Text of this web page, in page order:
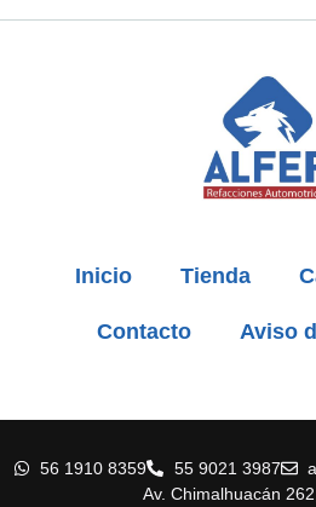
Inicio Tienda
Contacto Aviso
56 1910 8359 55 9021 3987
Av. Chimalhuacán